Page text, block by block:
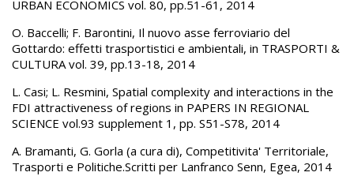
URBAN ECONOMICS vol. 80, pp.51-61, 2014
O. Baccelli; F. Barontini, Il nuovo asse ferroviario del
Gottardo: effetti trasportistici e ambientali, in TRASPORTI &
CULTURA vol. 39, pp.13-18, 2014
L. Casi; L. Resmini, Spatial complexity and interactions in the
FDI attractiveness of regions in PAPERS IN REGIONAL
SCIENCE vol.93 supplement 1, pp. S51-S78, 2014
A. Bramanti, G. Gorla (a cura di), Competitivita' Territoriale,
Trasporti e Politiche.Scritti per Lanfranco Senn, Egea, 2014